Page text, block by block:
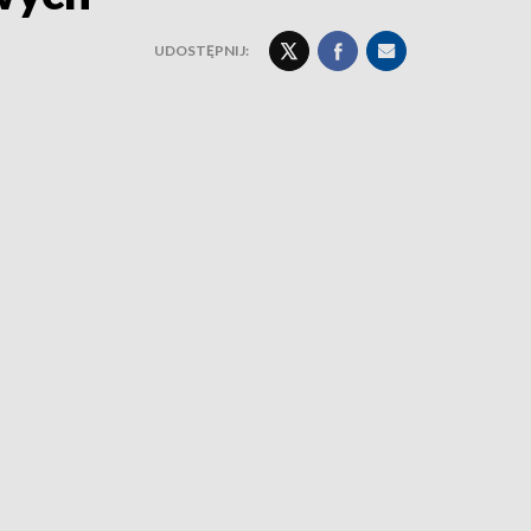
UDOSTĘPNIJ: